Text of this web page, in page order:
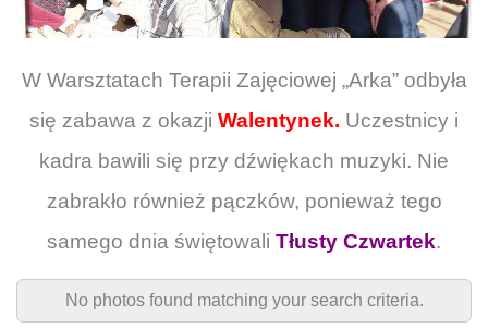
W Warsztatach Terapii Zajęciowej „Arka” odbyła
się zabawa z okazji Walentynek. Uczestnicy i
kadra bawili się przy dźwiękach muzyki. Nie
zabrakło również pączków, ponieważ tego
samego dnia świętowali Tłusty Czwartek.
No photos found matching your search criteria.